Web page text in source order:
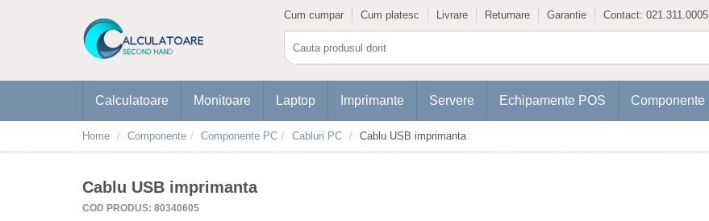
Cum cumpar Cum platesc Livrare Returnare Garantie Contact: 021.311.0005
Calculatoare Monitoare Laptop Imprimante Servere Echipamente POS Componente
Home Componente Componente PC Cabluri PC Cablu USB imprimanta
Cablu USB imprimanta
COD PRODUS: 80340605